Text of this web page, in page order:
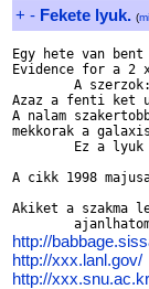
+ - Fekete lyuk. (
Egy hete van
Evidence for a 2
Azaz a fenti ket
A nalam
mekkorak a
A cikk 1998
Akiket a szakma
http://
http://xxx.lanl.gov/
http://